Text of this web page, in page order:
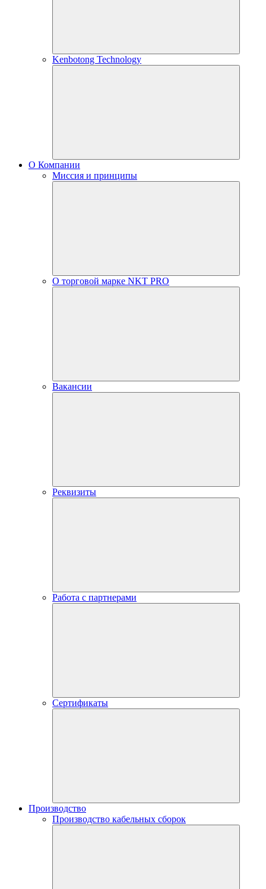
Kenbotong Technology
О Компании
Миссия и принципы
О торговой марке NKT PRO
Вакансии
Реквизиты
Работа с партнерами
Сертификаты
Производство
Производство кабельных сборок